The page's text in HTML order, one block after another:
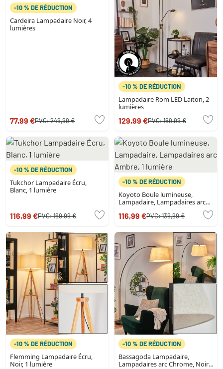
-10 % DE RÉDUCTION
Cardeira Lampadaire Noir, 4
lumières
77,99 €PVC:249,99 €
-10 % DE RÉDUCTION
Lampadaire Rom LED Laiton, 2
lumières
129,99 €PVC:169,99 €
-10 % DE RÉDUCTION
Tukchor Lampadaire Écru,
Blanc, 1 lumière
116,99 €PVC:169,99 €
-10 % DE RÉDUCTION
Koyoto Boule lumineuse,
Lampadaire, Lampadaires arc
116,99 €PVC:139,99 €
-10 % DE RÉDUCTION
Flemming Lampadaire Écru,
Noir, 1 lumière
-10 % DE RÉDUCTION
Bassagoda Lampadaire,
Lampadaires arc Chrome, Noir,